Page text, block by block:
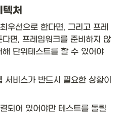
처
우선으로 한다면, 그리고 프레
면, 프레임워크를 준비하지 않
단위테스트를 할 수 있어야
서비스가 반드시 필요한 상황이
되어 있어야만 테스트를 돌릴